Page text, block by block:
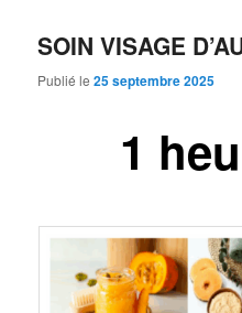
SOIN VISAGE
Publié le25 septembre 2025
1